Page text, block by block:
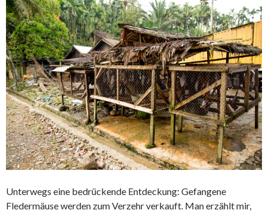
Unterwegs eine bedrückende Entdeckung: Gefangene
Fledermäuse werden zum Verzehr verkauft. Man erzählt mir,